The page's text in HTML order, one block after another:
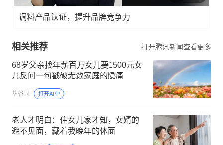
调料产品认证，提升品牌竞争力
相关推荐 打开腾讯新闻查看更多
68岁父亲找年薪百万女儿要1500元女
儿反问一句戳破无数家庭的隐痛
萃谷司 打开APP
老人才明白：住女儿家才知，女婿的
避不见面，藏着我晚年的体面